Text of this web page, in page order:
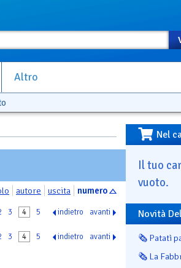
Altro
autore uscita numero
3 4 5 indietro avanti
3 4 5 indietro avanti
Nel
Il tuo
vuoto.
Novità
🗞️ Patatì
🗞️ La